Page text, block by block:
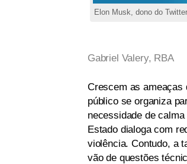
Elon Musk, dono do Twitter
Gabriel Valery, RBA
Crescem as ameaças
público se organiza
necessidade de
Estado dialoga com
violência. Contudo, a
vão de questões